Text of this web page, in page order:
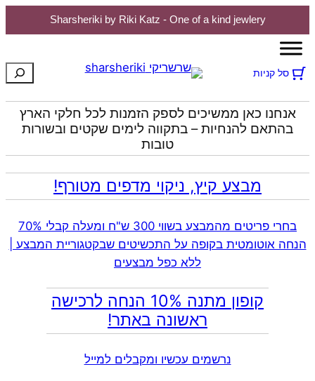
Sharsheriki by Riki Katz - One of a kind jewlery
לדלג
סל קניות חיפוש
אנחנו כאן ממשיכים לספק הזמנות לכל חלקי הארץ
בהתאם להנחיות – בתקווה לימים שקטים ובשורות
טובות
מבצע קיץ, ניקוי מדפים מטורף!
בחרי פריטים מהמבצע בשווי 300 ש"ח ומעלה קבלי 70%
הנחה אוטומטית בקופה על התכשיטים שבקטגוריית המבצע |
ללא כפל מבצעים
קופון מתנה 10% הנחה לרכישה
ראשונה באתר!
נרשמים עכשיו ומקבלים למייל